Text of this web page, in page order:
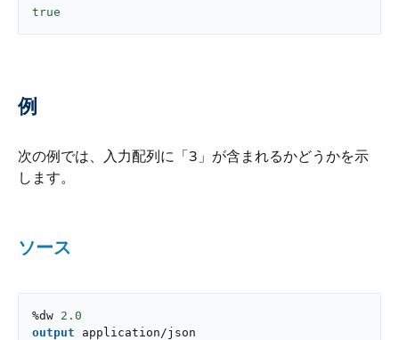
true
例
次の例では、入力配列に「3」が含まれるかどうかを示
します。
ソース
%dw 2.0
output
application/json